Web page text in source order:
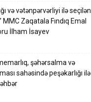
və vətənpərvərliyi ilə seçilən
Zaqatala Fındıq Emal
İlham İsayev
şəhərsalma və
sahəsində peşəkarlığı ilə